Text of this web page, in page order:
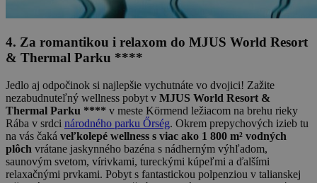
4. Za romantikou i relaxom do MJUS World Resort
& Thermal Parku ****
Jedlo aj odpočinok si najlepšie vychutnáte vo dvojici! Zažite
nezabudnuteľný wellness pobyt v MJUS World Resort &
Thermal Parku **** v meste Körmend ležiacom na brehu rieky
Rába v srdci národného parku Őrség. Okrem prepychových izieb tu
na vás čaká veľkolepé wellness s viac ako 1 800 m² vodných
plôch vrátane jaskynného bazéna s nádherným výhľadom,
saunovým svetom, vírivkami, tureckými kúpeľmi a ďalšími
relaxačnými prvkami. Pobyt s fantastickou polpenziou v talianskej